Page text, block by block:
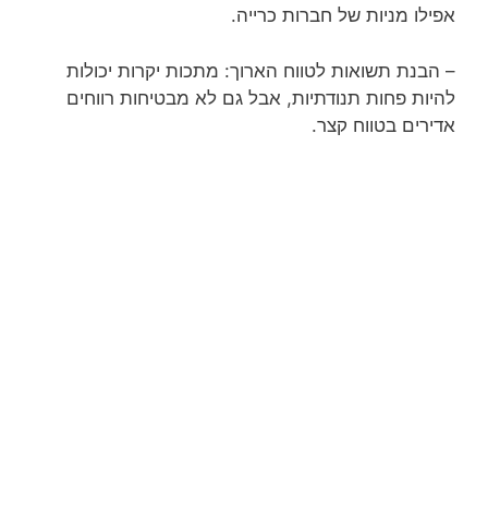
אפילו מניות של חברות כרייה.
– הבנת תשואות לטווח הארוך: מתכות יקרות יכולות
להיות פחות תנודתיות, אבל גם לא מבטיחות רווחים
אדירים בטווח קצר.